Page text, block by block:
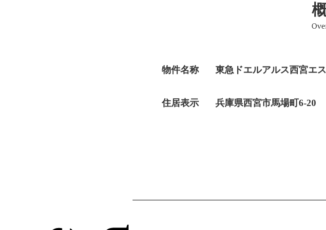
物件名称 東急ドエルアルス西宮エ
住居表示 兵庫県西宮市馬場町6-20